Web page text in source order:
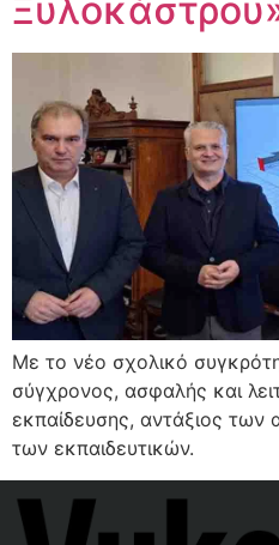
Με το νέο σχολικό
σύγχρονος, ασφαλής και
εκπαίδευσης, αντάξιος των
των εκπαιδευτικών.